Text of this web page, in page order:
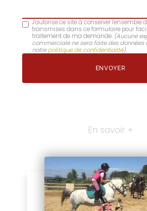
J'autorise ce site à conserver l'ensemble
transmises dans ce formulaire pour
traitement de ma demande. (Aucune
commerciale ne sera faite des données
notrepolitique de confidentialité)
En savoir +